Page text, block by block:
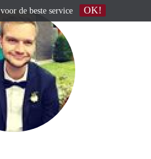
voor de beste service OK!